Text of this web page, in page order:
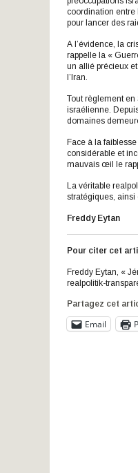
coordination entre
pour lancer des
A l’évidence, la
rappelle la «
un allié précieux
l’Iran.
Tout règlement en
israélienne.
domaines
Face à la
considérable et
mauvais œil le
La véritable
stratégiques,
Freddy Eytan
Pour citer cet
Freddy Eytan, «
realpolitik-
Partagez cet
Email